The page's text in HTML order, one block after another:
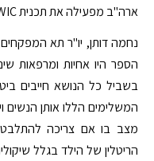
ארה"ב מפעילה את תכנית WIC ואנחנו לא".
נחמה דותן, יו"ר תא
הספר היו אחיות ומרפאות
בשביל כל הנושא חייבים
המשלימים הללו אותן הנשים
מצב בו אם צריכה להתלבט
הריטלין של הילד בגלל